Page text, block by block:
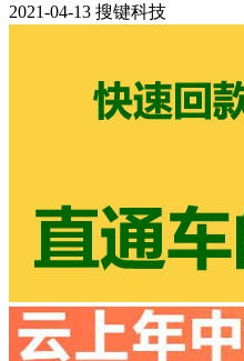
2021-04-13 搜键科技